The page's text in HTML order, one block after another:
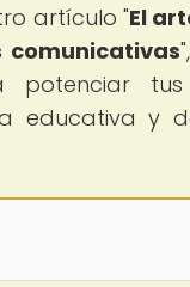
artículo "El
comunicativas
tus
educativa y